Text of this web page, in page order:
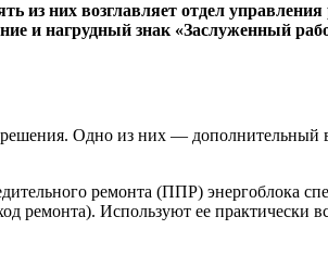
из них возглавляет отдел
и нагрудный знак «Заслуженный
Одно из них — дополнительный
ремонта (ППР) энергоблока
ремонта). Используют ее практически